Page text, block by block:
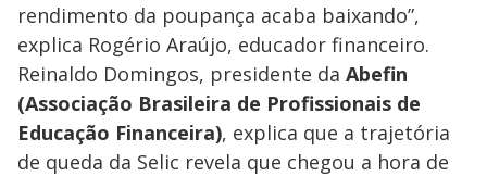
rendimento da poupança acaba baixando”,
explica Rogério Araújo, educador financeiro.
Reinaldo Domingos, presidente da Abefin
(Associação Brasileira de Profissionais de
Educação Financeira), explica que a trajetória
de queda da Selic revela que chegou a hora de